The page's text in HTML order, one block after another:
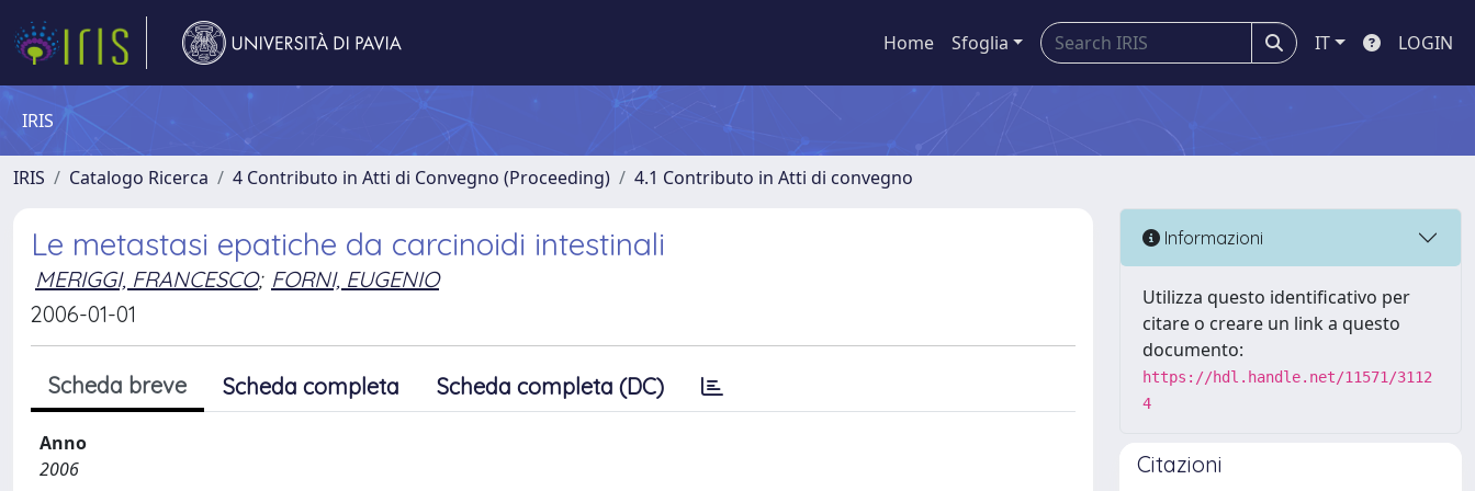
Home Sfoglia IT LOGIN
IRIS
IRIS Catalogo Ricerca 4 Contributo in Atti di Convegno (Proceeding) 4.1 Contributo in Atti di convegno
Le metastasi epatiche da carcinoidi intestinali
MERIGGI, FRANCESCO; FORNI, EUGENIO
2006-01-01
Scheda breve Scheda completa Scheda completa (DC)
Anno
2006
Informazioni
Utilizza questo identificativo per
citare o creare un link a questo
documento:
https://hdl.handle.net/11571/3112
4
Citazioni